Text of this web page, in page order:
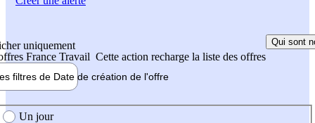
uniquement
France Travail Cette action recharge la liste des offres
Qui sont
filtres de Date de création de l'offre
création de l'offre
Un jour